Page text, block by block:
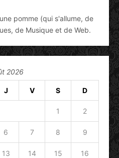
pomme (qui s'allume, de
de Musique et de Web.
2026
J V S D
1 2
6 7 8 9
13 14 15 16